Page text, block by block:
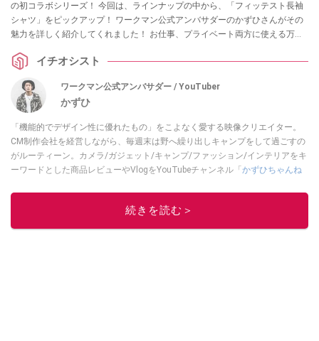
の初コラボシリーズ！ 今回は、ラインナップの中から、「フィッテスト長袖
シャツ」をピックアップ！ ワークマン公式アンバサダーのかずひさんがその
魅力を詳しく紹介してくれました！ お仕事、プライベート両方に使える万能
イチオシスト
ワークマン公式アンバサダー / YouTuber
かずひ
「機能的でデザイン性に優れたもの」をこよなく愛する映像クリエイター。
CM制作会社を経営しながら、毎週末は野へ繰り出しキャンプをして過ごすの
がルーティーン。カメラ/ガジェット/キャンプ/ファッション/インテリアをキ
ーワードとした商品レビューやVlogをYouTubeチャンネル「 かずひちゃんね
ん である。
続きを読む＞